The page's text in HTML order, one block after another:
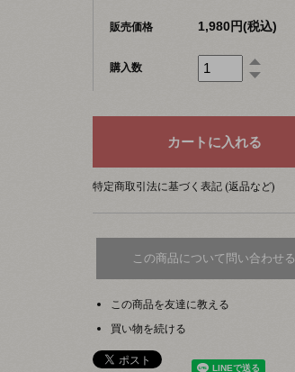
販売価格 1,980円(税込)
購入数
特定商取引法に基づく表記 (返品など)
この商品について問い合わせる
この商品を友達に教える
買い物を続ける